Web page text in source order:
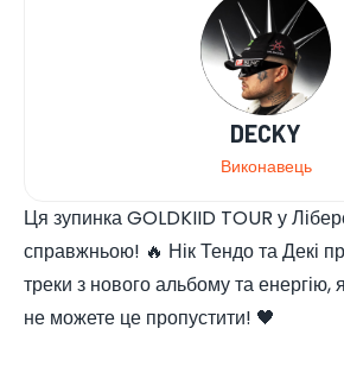
DECKY
Виконавець
Ця зупинка GOLDKIID TOUR у
справжньою! 🔥 Нік Тендо та Декі
треки з нового альбому та енергію,
не можете це пропустити! 🖤